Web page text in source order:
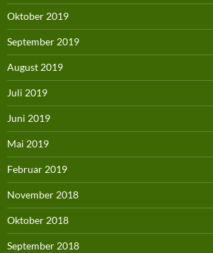
Oktober 2019
September 2019
August 2019
Juli 2019
Juni 2019
Mai 2019
Februar 2019
November 2018
Oktober 2018
September 2018